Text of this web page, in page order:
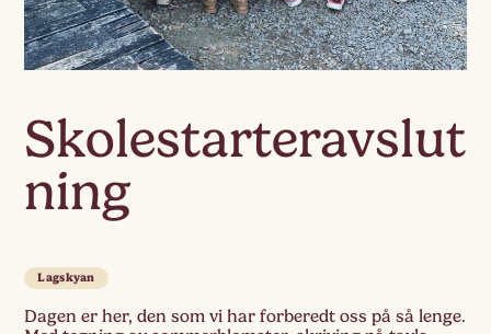
Skolestarteravslut
ning
Lagskyan
Dagen er her, den som vi har forberedt oss på så lenge.